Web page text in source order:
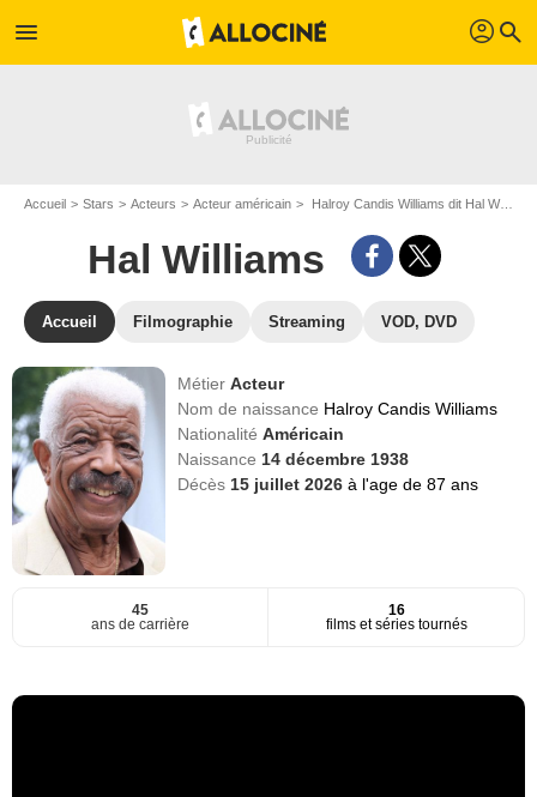
menu profil search
Accueil Stars Acteurs Acteur américain Halroy Candis Williams dit Hal Williams
Hal Williams
Accueil Filmographie Streaming VOD, DVD
MétierActeur
Nom de naissance Halroy Candis Williams
NationalitéAméricain
Naissance 14 décembre 1938
Décès 15 juillet 2026à l'age de 87 ans
45
ans de carrière
16
films et séries tournés